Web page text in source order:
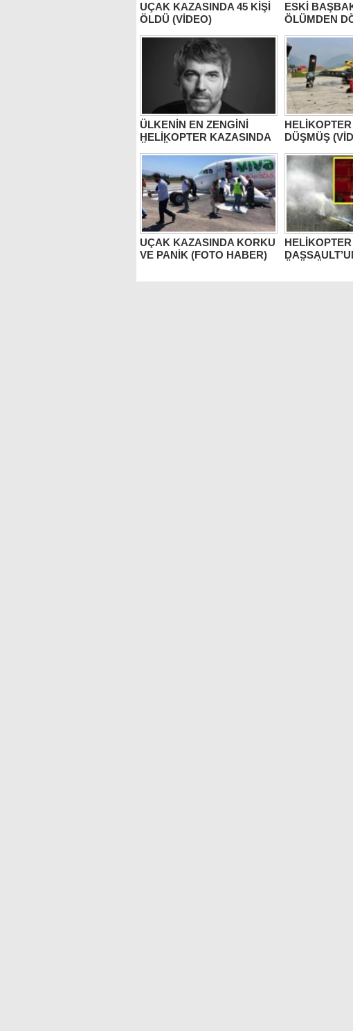
UÇAK KAZASINDA 45 KİŞİ
ÖLDÜ (VİDEO)
ESKİ
ÖLÜMDEN
ÜLKENİN EN ZENGİNİ
HELİKOPTER KAZASINDA
DÜŞMÜŞ
UÇAK KAZASINDA KORKU
VE PANİK (FOTO HABER)